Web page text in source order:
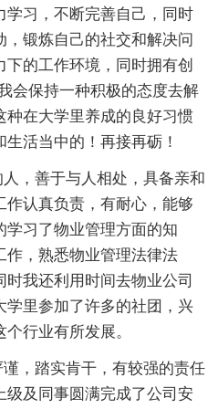
学习，不断完善自己，同时
锻炼自己的社交和解决问
的工作环境，同时拥有创
会保持一种积极的态度去解
种在大学里养成的良好习惯
活当中的！再接再砺！
，善于与人相处，具备亲和
作认真负责，有耐心，能够
学习了物业管理方面的知
作，熟悉物业管理法律法
我还利用时间去物业公司
学里参加了许多的社团，兴
行业有所发展。
，踏实肯干，有较强的责任
及同事圆满完成了公司安